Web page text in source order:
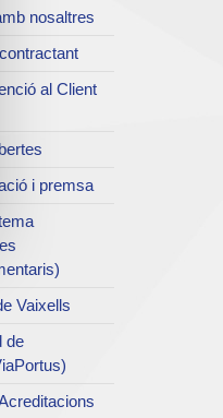
nosaltres
contractant
al Client
i premsa
Vaixells
de